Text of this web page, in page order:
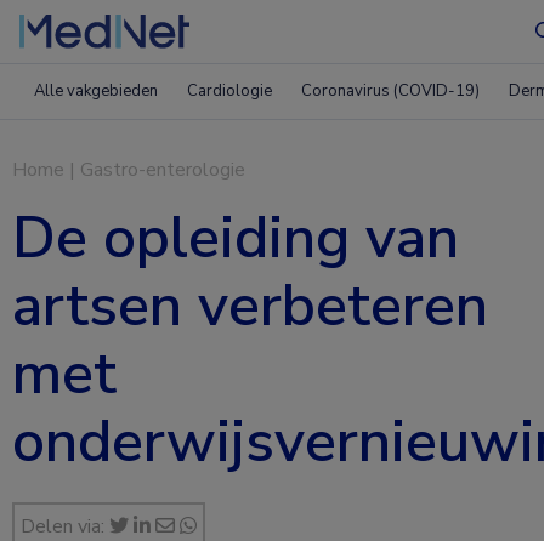
Alle vakgebieden Cardiologie Coronavirus (COVID-19)
Home | Gastro-enterologie
De opleiding van
artsen verbeteren
met
Delen via: